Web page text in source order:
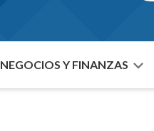
NEGOCIOS Y FINANZAS